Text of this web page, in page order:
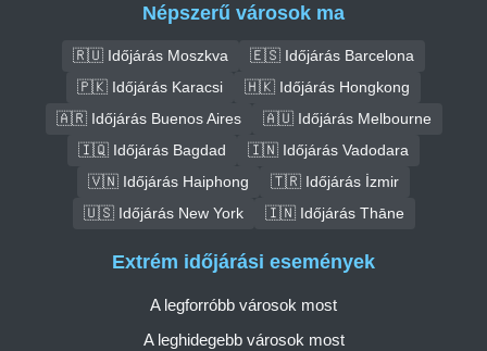
Népszerű városok ma
🇷🇺 Időjárás Moszkva
🇪🇸 Időjárás Barcelona
🇵🇰 Időjárás Karacsi
🇭🇰 Időjárás Hongkong
🇦🇷 Időjárás Buenos Aires
🇦🇺 Időjárás Melbourne
🇮🇶 Időjárás Bagdad
🇮🇳 Időjárás Vadodara
🇻🇳 Időjárás Haiphong
🇹🇷 Időjárás İzmir
🇺🇸 Időjárás New York
🇮🇳 Időjárás Thāne
Extrém időjárási események
A legforróbb városok most
A leghidegebb városok most